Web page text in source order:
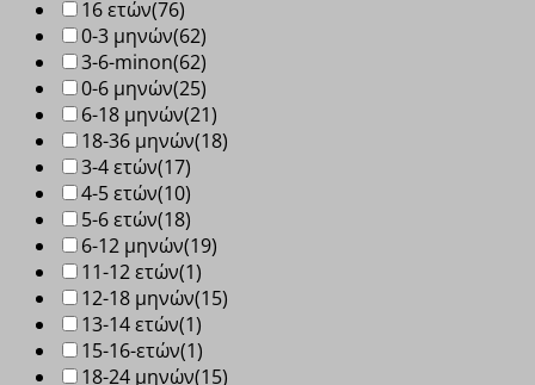
16 ετών(76)
0-3 μηνών(62)
3-6-minon(62)
0-6 μηνών(25)
6-18 μηνών(21)
18-36 μηνών(18)
3-4 ετών(17)
4-5 ετών(10)
5-6 ετών(18)
6-12 μηνών(19)
11-12 ετών(1)
12-18 μηνών(15)
13-14 ετών(1)
15-16-ετών(1)
18-24 μηνών(15)